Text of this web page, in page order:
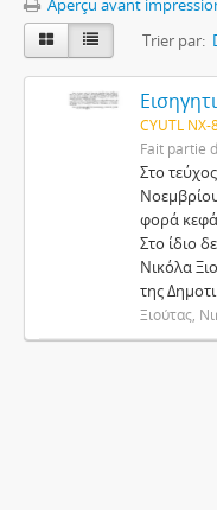
Aperçu avant
Trier par:
CYUTL NX-
Fait partie
Στο
φορά
Στο ίδιο
Νικόλα
της
Ξιούτας,